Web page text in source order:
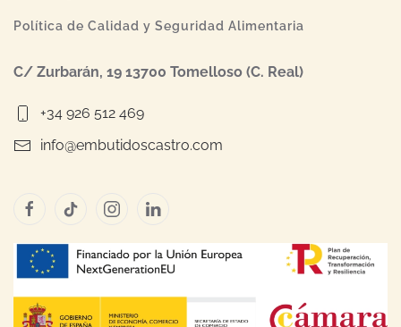
Política de Calidad y Seguridad Alimentaria
C/ Zurbarán, 19 13700 Tomelloso (C. Real)
+34 926 512 469
info@embutidoscastro.com